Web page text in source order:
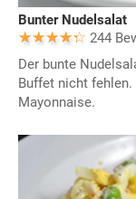
Bunter Nudelsalat
244
Der bunte
Buffet nicht
Mayonnaise.